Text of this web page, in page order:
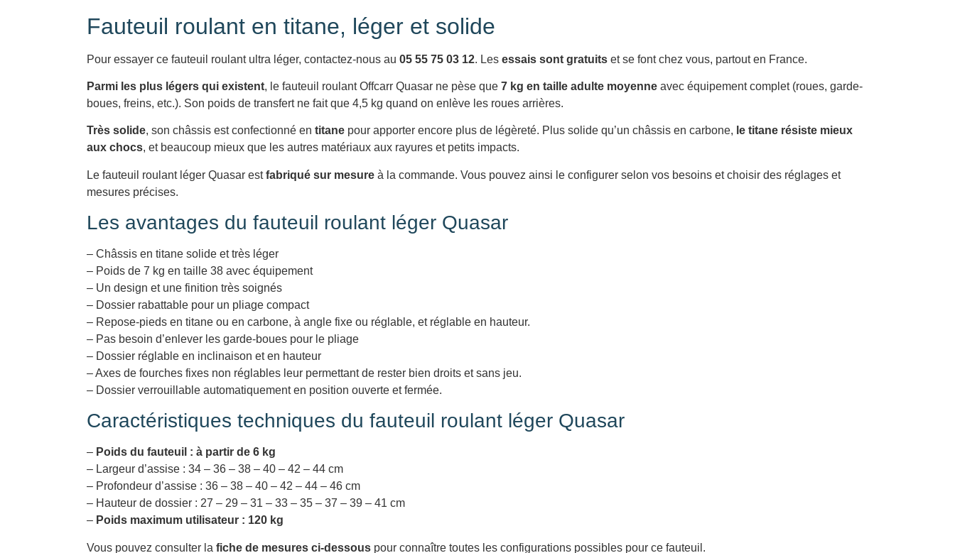
Fauteuil roulant en titane, léger et solide
Pour essayer ce fauteuil roulant ultra léger, contactez-nous au 05 55 75 03 12. Les essais sont gratuits et se font chez vous, partout en France.
Parmi les plus légers qui existent, le fauteuil roulant Offcarr Quasar ne pèse que 7 kg en taille adulte moyenne avec équipement complet (roues, garde-
boues, freins, etc.). Son poids de transfert ne fait que 4,5 kg quand on enlève les roues arrières.
Très solide, son châssis est confectionné en titane pour apporter encore plus de légèreté. Plus solide qu’un châssis en carbone, le titane résiste mieux
aux chocs, et beaucoup mieux que les autres matériaux aux rayures et petits impacts.
Le fauteuil roulant léger Quasar estfabriqué sur mesure à la commande. Vous pouvez ainsi le configurer selon vos besoins et choisir des réglages et
mesures précises.
Les avantages du fauteuil roulant léger Quasar
– Châssis en titane solide et très léger
– Poids de 7 kg en taille 38 avec équipement
– Un design et une finition très soignés
– Dossier rabattable pour un pliage compact
– Repose-pieds en titane ou en carbone, à angle fixe ou réglable, et réglable en hauteur.
– Pas besoin d’enlever les garde-boues pour le pliage
– Dossier réglable en inclinaison et en hauteur
– Axes de fourches fixes non réglables leur permettant de rester bien droits et sans jeu.
– Dossier verrouillable automatiquement en position ouverte et fermée.
Caractéristiques techniques du fauteuil roulant léger Quasar
– Poids du fauteuil : à partir de 6 kg
– Largeur d’assise : 34 – 36 – 38 – 40 – 42 – 44 cm
– Profondeur d’assise : 36 – 38 – 40 – 42 – 44 – 46 cm
– Hauteur de dossier : 27 – 29 – 31 – 33 – 35 – 37 – 39 – 41 cm
– Poids maximum utilisateur : 120 kg
Vous pouvez consulter la fiche de mesures ci-dessous pour connaître toutes les configurations possibles pour ce fauteuil.